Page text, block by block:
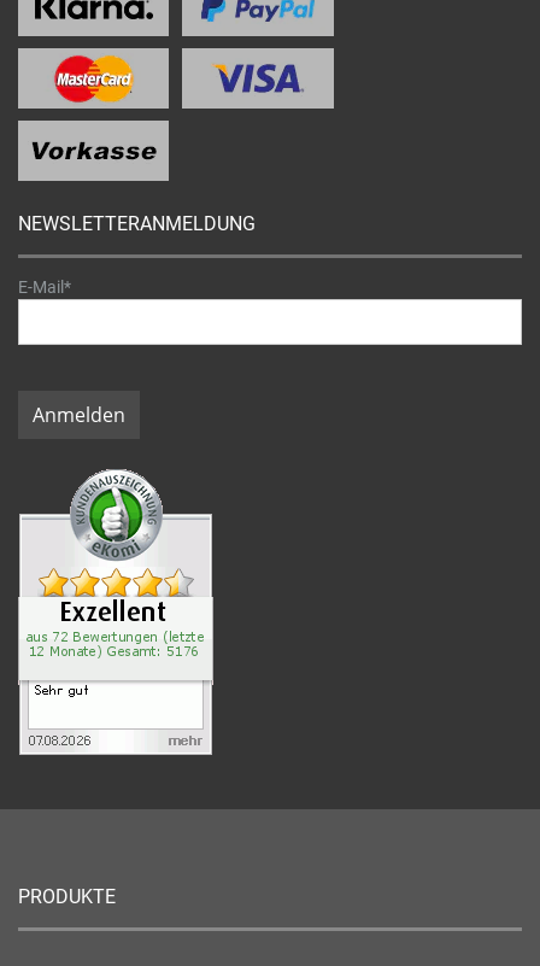
NEWSLETTERANMELDUNG
E-Mail*
Anmelden
PRODUKTE